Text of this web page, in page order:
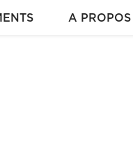
A PROPOS